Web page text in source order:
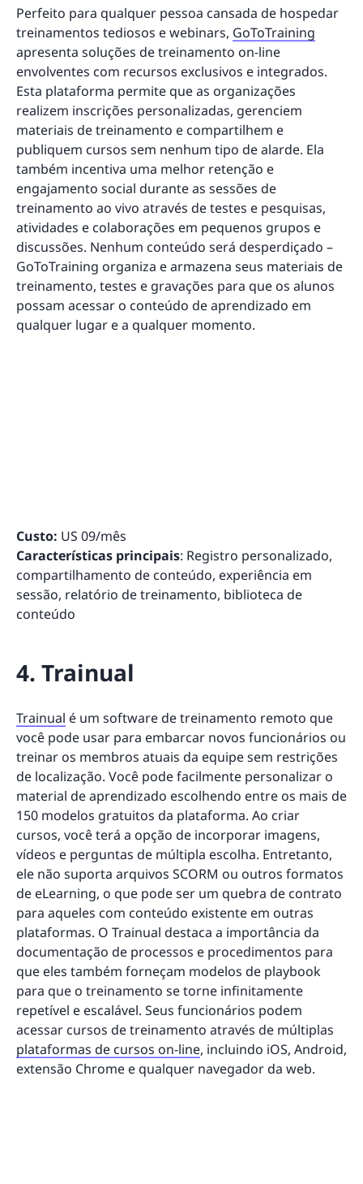
Perfeito para qualquer pessoa cansada de hospedar
treinamentos tediosos e webinars, GoToTraining
apresenta soluções de treinamento on-line
envolventes com recursos exclusivos e integrados.
Esta plataforma permite que as organizações
realizem inscrições personalizadas, gerenciem
materiais de treinamento e compartilhem e
publiquem cursos sem nenhum tipo de alarde. Ela
também incentiva uma melhor retenção e
engajamento social durante as sessões de
treinamento ao vivo através de testes e pesquisas,
atividades e colaborações em pequenos grupos e
discussões. Nenhum conteúdo será desperdiçado –
GoToTraining organiza e armazena seus materiais de
treinamento, testes e gravações para que os alunos
possam acessar o conteúdo de aprendizado em
qualquer lugar e a qualquer momento.
Custo: US 09/mês
Características principais: Registro personalizado,
compartilhamento de conteúdo, experiência em
sessão, relatório de treinamento, biblioteca de
conteúdo
4. Trainual
Trainual é um software de treinamento remoto que
você pode usar para embarcar novos funcionários ou
treinar os membros atuais da equipe sem restrições
de localização. Você pode facilmente personalizar o
material de aprendizado escolhendo entre os mais de
150 modelos gratuitos da plataforma. Ao criar
cursos, você terá a opção de incorporar imagens,
vídeos e perguntas de múltipla escolha. Entretanto,
ele não suporta arquivos SCORM ou outros formatos
de eLearning, o que pode ser um quebra de contrato
para aqueles com conteúdo existente em outras
plataformas. O Trainual destaca a importância da
documentação de processos e procedimentos para
que eles também forneçam modelos de playbook
para que o treinamento se torne infinitamente
repetível e escalável. Seus funcionários podem
acessar cursos de treinamento através de múltiplas
plataformas de cursos on-line, incluindo iOS, Android,
extensão Chrome e qualquer navegador da web.